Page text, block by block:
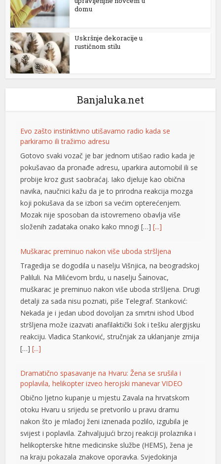
giriş
film izle
Panel
escort
domu
Uskršnje dekoracije u
rustičnom stilu
Banjaluka.net
Evo zašto instinktivno utišavamo radio kada se
parkiramo ili tražimo adresu
Gotovo svaki vozač je bar jednom utišao radio kada je
pokušavao da pronađe adresu, uparkira automobil ili se
probije kroz gust saobraćaj. Iako djeluje kao obična
navika, naučnici kažu da je to prirodna reakcija mozga
koji pokušava da se izbori sa većim opterećenjem.
Mozak nije sposoban da istovremeno obavlja više
složenih zadataka onako kako mnogi […][...]
Muškarac preminuo nakon više uboda stršljena
Tragedija se dogodila u naselju Višnjica, na beogradskoj
Paliluli. Na Milićevom brdu, u naselju Šainovac,
muškarac je preminuo nakon više uboda stršljena. Drugi
detalji za sada nisu poznati, piše Telegraf. Stanković:
Nekada je i jedan ubod dovoljan za smrtni ishod Ubod
stršljena može izazvati anafilaktički šok i tešku alergijsku
reakciju. Vladica Stanković, stručnjak za uklanjanje zmija
[…][...]
Dramatično spasavanje na Hvaru: Žena se srušila i
poplavila, helikopter izveo herojski manevar VIDEO
Obično ljetno kupanje u mjestu Zavala na hrvatskom
otoku Hvaru u srijedu se pretvorilo u pravu dramu
nakon što je mlađoj ženi iznenada pozlilo, izgubila je
svijest i poplavila. Zahvaljujući brzoj reakciji prolaznika i
helikopterske hitne medicinske službe (HEMS), žena je
na kraju pokazala znakove oporavka. Svjedokinja